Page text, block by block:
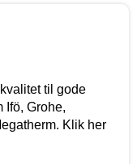
til gode
Ifö, Grohe,
Klik her